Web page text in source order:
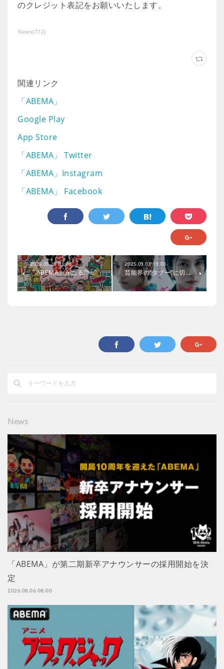
のクレジット表記をお願いいたします。
News(772)
関連リンク
「ABEMA」
Google Play
App Store
「ABEMA」 Twitter
「ABEMA」Instagram
「ABEMA」 Facebook
2025.09.26 03:00
「ABEMA」が贈る最…
2025.09.03 19:00
芸能界の“タブー”に切…
News
「ABEMA」が第二期新卒アナウンサーの採用開始を決
定
2026.08.06 08:00